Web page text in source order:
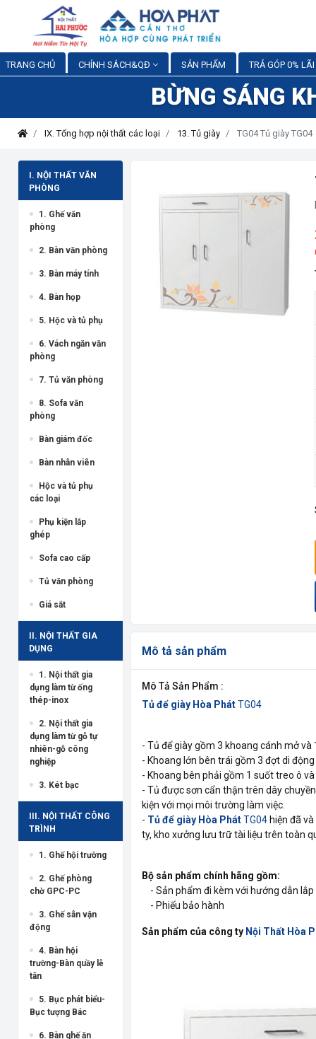
TRANG CHỦ CHÍNH SÁCH&QĐ SẢN PHẨM TRẢ GÓP 0% LÃI
BỪNG SÁNG
IX. Tổng hợp nội thất các loại 13. Tủ giày TG04 Tủ giày TG04
I. NỘI THẤT VĂN
PHÒNG
1. Ghế văn
phòng
2. Bàn văn phòng
3. Bàn máy tính
4. Bàn họp
5. Hộc và tủ phụ
6. Vách ngăn văn
phòng
7. Tủ văn phòng
8. Sofa văn
phòng
Bàn giám đốc
Bàn nhân viên
Hộc và tủ phụ
các loại
Phụ kiện lắp
ghép
Sofa cao cấp
Tủ văn phòng
Giá sắt
II. NỘI THẤT GIA
DỤNG
1. Nội thất gia
dụng làm từ ống
thép-inox
2. Nội thất gia
dụng làm từ gỗ tự
nhiên-gỗ công
nghiệp
3. Két bạc
III. NỘI THẤT CÔNG
TRÌNH
1. Ghế hội trường
2. Ghế phòng
chờ GPC-PC
3. Ghế sân vận
động
4. Bàn hội
trường-Bàn quầy lễ
tân
5. Bục phát biểu-
Bục tượng Bác
6. Bàn ghế ăn
Mô tả sản phẩm
Mô Tả Sản Phẩm :
Tủ để giày Hòa PhátTG04
- Tủ để giày gồm 3 khoang cánh mở và
- Khoang lớn bên trái gồm 3 đợt di
- Khoang bên phải gồm 1 suốt treo ô
- Tủ được sơn cẩn thận trên dây
kiện với mọi môi trường làm việc.
- Tủ để giày Hòa PhátTG04hiện đã và
ty, kho xưởng lưu trữ tài liệu trên toàn
Bộ sản phẩm chính hãng gồm:
- Sản phẩm đi kèm với hướng dẫn lắp
- Phiếu bảo hành
Sản phẩm của công ty Nội Thất Hòa